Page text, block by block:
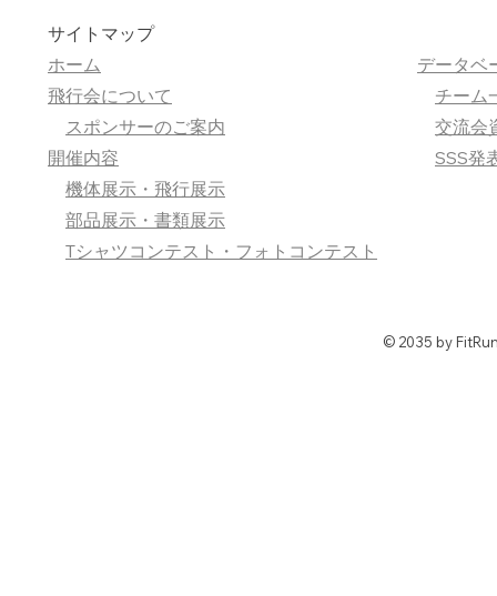
サイトマップ
​ホーム
飛行会について
スポンサーのご案内
開催内容
機体展示・飛行展示
部品展示・書類展示
Tシャツコンテスト・フォトコンテスト
データベ
チーム
交流会
SSS発
© 2035 by